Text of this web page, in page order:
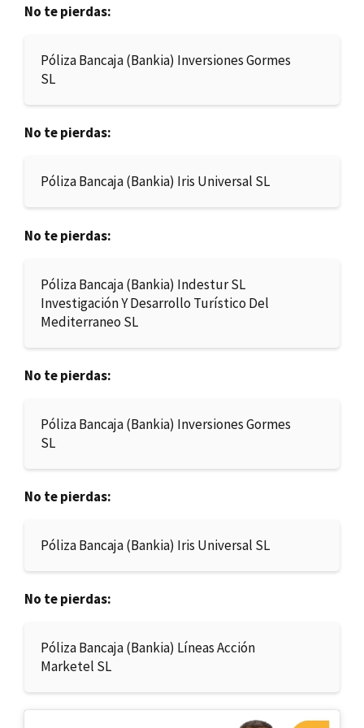
No te pierdas:
Póliza Bancaja (Bankia) Inversiones Gormes
SL
No te pierdas:
Póliza Bancaja (Bankia) Iris Universal SL
No te pierdas:
Póliza Bancaja (Bankia) Indestur SL
Investigación Y Desarrollo Turístico Del
Mediterraneo SL
No te pierdas:
Póliza Bancaja (Bankia) Inversiones Gormes
SL
No te pierdas:
Póliza Bancaja (Bankia) Iris Universal SL
No te pierdas:
Póliza Bancaja (Bankia) Líneas Acción
Marketel SL